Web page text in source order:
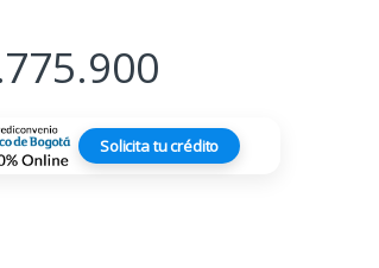
Solicita tu crédito